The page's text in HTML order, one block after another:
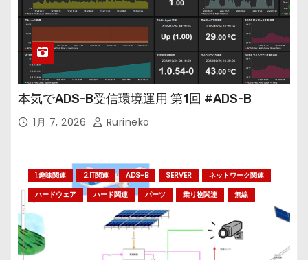
本気でADS-B受信環境運用 第1回 #ADS-B
1月 7, 2026 Rurineko
1.趣味関連 2.IT関連 ADS-B SERVER
ネットワーク関連
ハードウェア
ハード関連 パーツ 乗り物関連 無線